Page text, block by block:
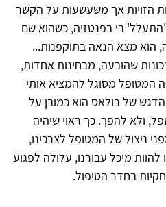
הזויות אך משעשעות על הקשר
בי בפנטזיה, כשהוא שם
הוא מצא הנאה בתוקפנות...
שהובעה, מבחינות אחדות,
המטופל מסוגל להמציא אותי
במפגשים" (עמ' 101). הדגש של בולאס הוא כמובן על
ולא להפך. כך ראוי שיהיה
ניצול של המטופל לצרכינו,
להוות מיכל עבורנו, עלולה לפגוע
בחדר הטיפול.